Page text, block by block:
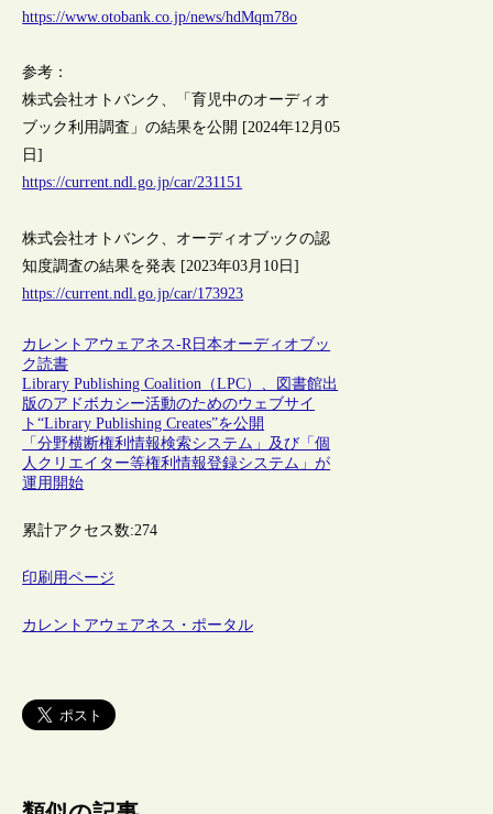
https://www.otobank.co.jp/news/hdMqm78o
参考：
株式会社オトバンク、「育児中のオーディオ
ブック利用調査」の結果を公開 [2024年12月05
日]
https://current.ndl.go.jp/car/231151
株式会社オトバンク、オーディオブックの認
知度調査の結果を発表 [2023年03月10日]
https://current.ndl.go.jp/car/173923
カレントアウェアネス-R 日本オーディオブッ
ク読書
Library Publishing Coalition（LPC）、図書館出
版のアドボカシー活動のためのウェブサイ
ト“Library Publishing Creates”を公開
「分野横断権利情報検索システム」及び「個
人クリエイター等権利情報登録システム」が
運用開始
累計アクセス数:274
印刷用ページ
カレントアウェアネス・ポータル